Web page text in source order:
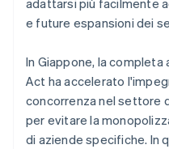
adattarsi più facilmente
e future espansioni dei
In Giappone, la
Act ha accelerato
concorrenza nel settore
per evitare la
di aziende specifiche. In